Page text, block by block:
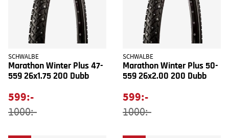
SCHWALBE
Marathon Winter Plus 47-
559 26x1.75 200 Dubb
599:-
1000:-
SCHWALBE
Marathon Winter Plus 50-
559 26x2.00 200 Dubb
599:-
1000:-